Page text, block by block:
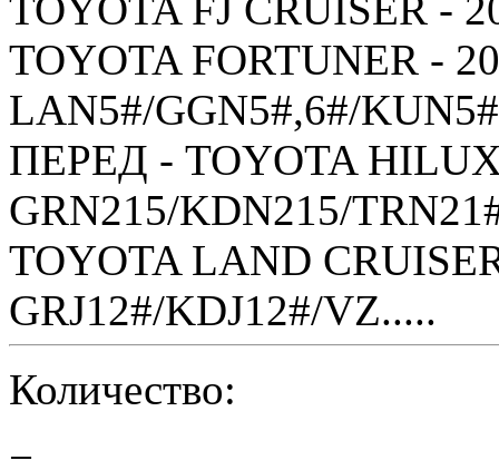
TOYOTA FORTUNER -
LAN5#/GGN5#,6#/
ПЕРЕД - TOYOTA
GRN215/KDN215/
TOYOTA LAND
GRJ12#/KDJ12#/VZ.....
Количество: